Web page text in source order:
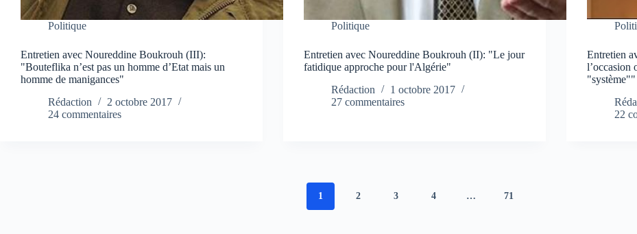
Politique
Entretien avec Noureddine Boukrouh (III):
"Bouteflika n’est pas un homme d’Etat mais un
homme de manigances"
Rédaction
2 octobre 2017
24 commentaires
Politique
Entretien avec Noureddine Boukrouh (II): "Le jour
fatidique approche pour l'Algérie"
Rédaction
1 octobre 2017
27 commentaires
Entretien
l’occasion
"système""
22
1 2 3 4 … 71